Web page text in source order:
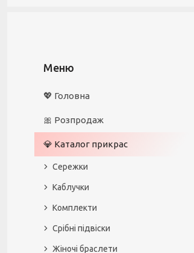
💖 Головна
🎀 Розпродаж
💎 Каталог прикрас
Сережки
Каблучки
Комплекти
Срібні підвіски
Жіночі браслети